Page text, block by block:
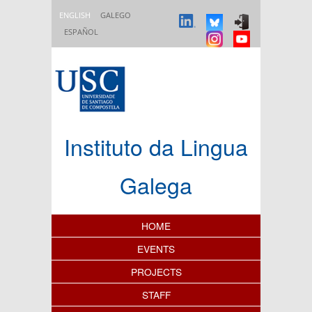
ENGLISH
GALEGO
ESPAÑOL
Instituto da Lingua
Galega
Content Index
HOME
EVENTS
PROJECTS
STAFF